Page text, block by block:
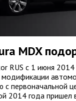
MDX
RUS c 1 июня 2014
первоначальной
2014 года пришел